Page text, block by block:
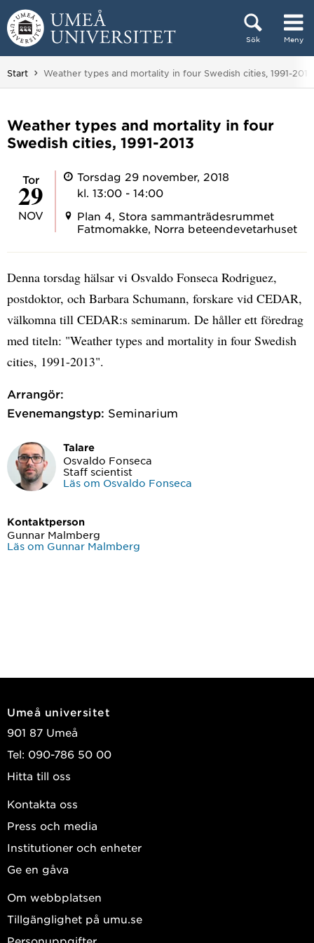
Hoppa direkt till innehållet
Sök Meny
Huvudmenyn dold.
Start Du är här:
Weather types and mortality in four Swedish cities, 1991-2013
Weather types and mortality in four
Swedish cities, 1991-2013
tor
29
NOV
Torsdag 29 november, 2018
kl. 13:00 - 14:00
Plan 4, Stora sammanträdesrummet
Fatmomakke, Norra beteendevetarhuset
Denna torsdag hälsar vi Osvaldo Fonseca Rodriguez,
postdoktor, och Barbara Schumann, forskare vid CEDAR,
välkomna till CEDAR:s seminarum. De håller ett föredrag
med titeln: "Weather types and mortality in four Swedish
cities, 1991-2013".
Arrangör:
Evenemangstyp: Seminarium
Talare
Osvaldo Fonseca
Staff scientist
Läs om Osvaldo Fonseca
Kontaktperson
Gunnar Malmberg
Läs om Gunnar Malmberg
Umeå universitet
901 87 Umeå
Tel: 090-786 50 00
Hitta till oss
Kontakta oss
Press och media
Institutioner och enheter
Ge en gåva
Om webbplatsen
Tillgänglighet på umu.se